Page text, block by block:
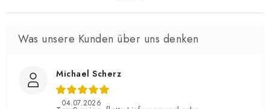
Michael Scherz
04.07.2026